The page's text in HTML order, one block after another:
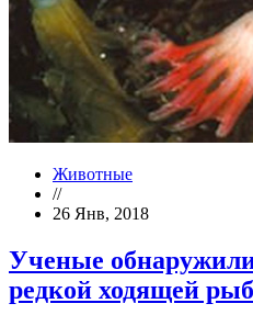
Животные
//
26 Янв, 2018
Ученые
редкой ходящей